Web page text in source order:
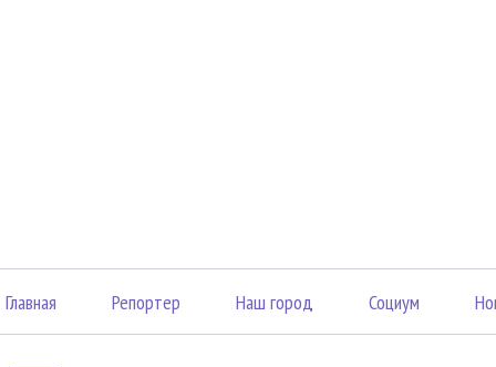
Главная Репортер Наш город Социум